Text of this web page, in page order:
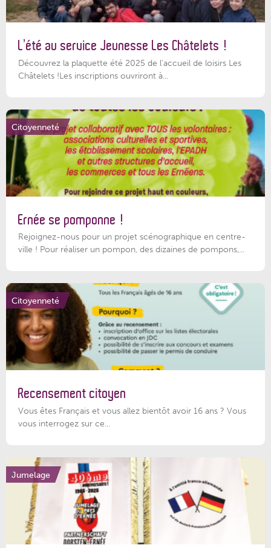
L’été au service Jeunesse Les Châtelets !
Découvrez la plaquette été 2025 de l’accueil de loisirs Les
Châtelets !Les inscriptions ouvriront à...
Citoyenneté
Ernée se pomponne !
Rejoignez-nous pour un projet scénographique en centre-
ville ! Pour réaliser un pompon, des dizaines de pompons,...
Citoyenneté
Recensement citoyen
Vous êtes Français et vous allez bientôt avoir 16 ans ? Vous
vous interrogez sur ce...
Jumelage